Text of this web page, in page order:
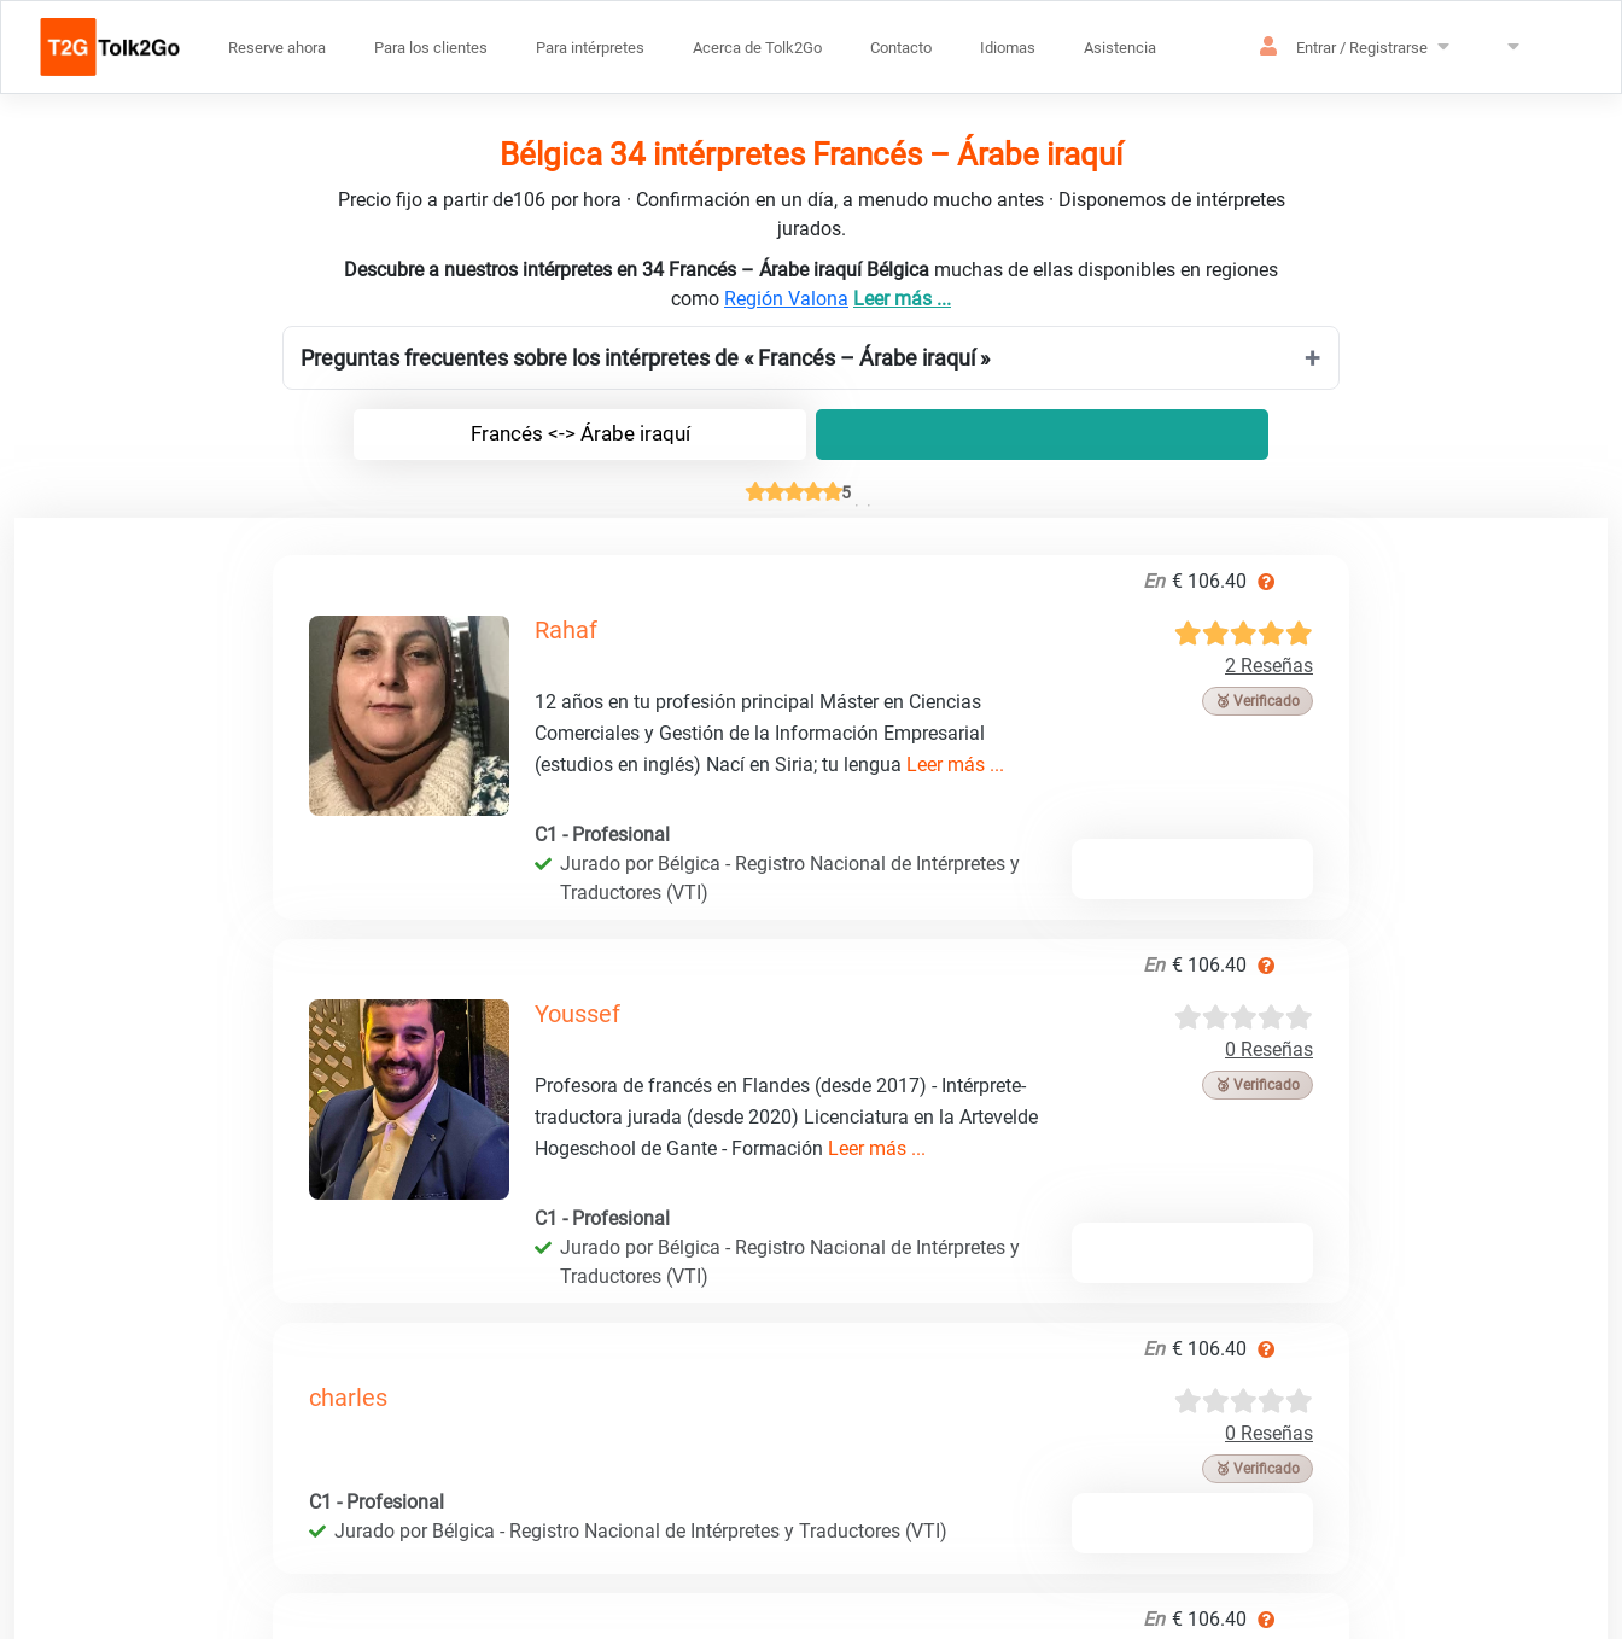
Reserve ahora Para los clientes Para intérpretes Acerca de Tolk2Go Contacto Idiomas Asistencia Entrar / Registrarse
Bélgica 34 intérpretes Francés – Árabe iraquí
Precio fijo a partir de106 por hora · Confirmación en un día, a menudo mucho antes · Disponemos de intérpretes
jurados.
Descubre a nuestros intérpretes en 34 Francés – Árabe iraquí Bélgica muchas de ellas disponibles en regiones
como Región Valona Leer más ...
Preguntas frecuentes sobre los intérpretes de « Francés – Árabe iraquí »
Francés <-> Árabe iraquí
5
En € 106.40
Rahaf
2 Reseñas
🥉 Verificado
12 años en tu profesión principal Máster en Ciencias
Comerciales y Gestión de la Información Empresarial
(estudios en inglés) Nací en Siria; tu lengua Leer más ...
C1 - Profesional
Jurado por Bélgica - Registro Nacional de Intérpretes y
Traductores (VTI)
En € 106.40
Youssef
0 Reseñas
🥉 Verificado
Profesora de francés en Flandes (desde 2017) - Intérprete-
traductora jurada (desde 2020) Licenciatura en la Artevelde
Hogeschool de Gante - Formación Leer más ...
C1 - Profesional
Jurado por Bélgica - Registro Nacional de Intérpretes y
Traductores (VTI)
En € 106.40
charles
0 Reseñas
🥉 Verificado
C1 - Profesional
Jurado por Bélgica - Registro Nacional de Intérpretes y Traductores (VTI)
En € 106.40